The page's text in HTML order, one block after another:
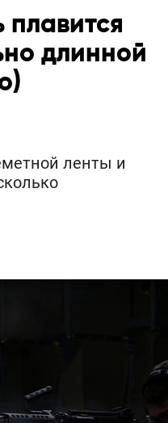
плавится
длинной
ленты и